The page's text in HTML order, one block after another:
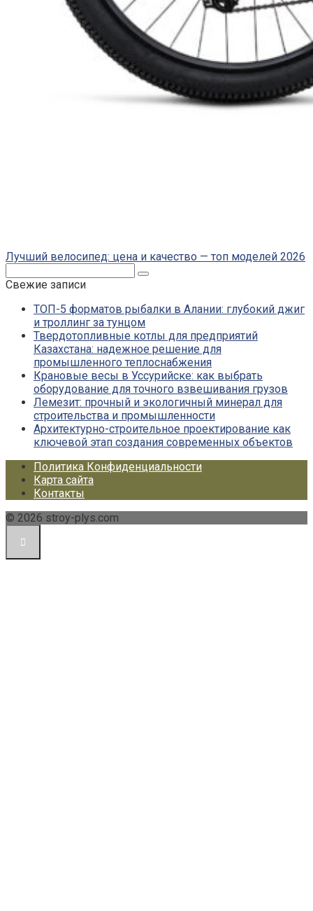
Лучший велосипед: цена и качество — топ моделей 2026
Свежие записи
ТОП-5 форматов рыбалки в Алании: глубокий джиг
и троллинг за тунцом
Твердотопливные котлы для предприятий
Казахстана: надежное решение для
промышленного теплоснабжения
Крановые весы в Уссурийске: как выбрать
оборудование для точного взвешивания грузов
Лемезит: прочный и экологичный минерал для
строительства и промышленности
Архитектурно-строительное проектирование как
ключевой этап создания современных объектов
Политика Конфиденциальности
Карта сайта
Контакты
© 2026 stroy-plys.com